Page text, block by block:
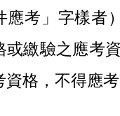
應考」字樣者
或繳驗之應考
資格，不得應